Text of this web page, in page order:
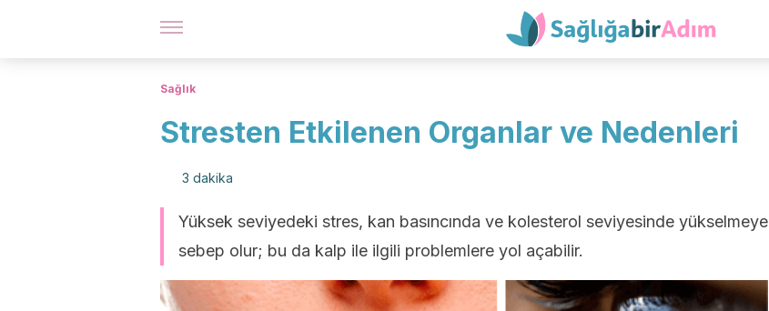
Sağlık
Stresten Etkilenen Organlar ve Nedenleri
3 dakika
Yüksek seviyedeki stres, kan basıncında ve kolesterol seviyesinde yükselmeye
sebep olur; bu da kalp ile ilgili problemlere yol açabilir.